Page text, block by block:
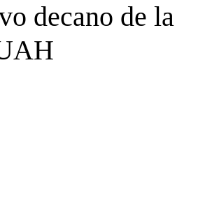
decano de la